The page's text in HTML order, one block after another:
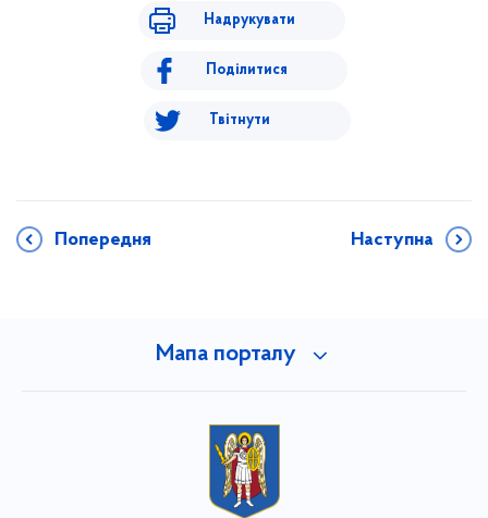
Надрукувати
Поділитися
Твітнути
Попередня Наступна
Мапа порталу